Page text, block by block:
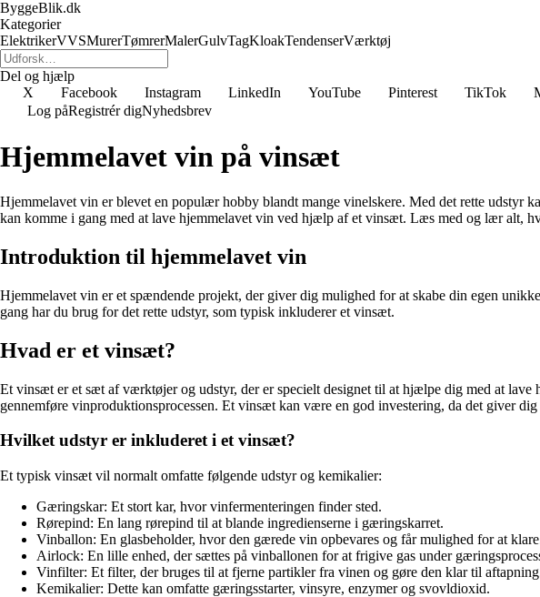
ByggeBlik.dk
Kategorier
ElektrikerVVSMurerTømrerMalerGulvTagKloakTendenserVærktøj
Del og hjælp
X
Facebook Instagram LinkedIn YouTube Pinterest TikTok
Log påRegistrér digNyhedsbrev
Hjemmelavet vin på vinsæt
Hjemmelavet vin er blevet en populær hobby blandt mange vinelskere. Med det rette udstyr
kan komme i gang med at lave hjemmelavet vin ved hjælp af et vinsæt. Læs med og lær alt,
Introduktion til hjemmelavet vin
Hjemmelavet vin er et spændende projekt, der giver dig mulighed for at skabe din egen
gang har du brug for det rette udstyr, som typisk inkluderer et vinsæt.
Hvad er et vinsæt?
Et vinsæt er et sæt af værktøjer og udstyr, der er specielt designet til at hjælpe dig med at
gennemføre vinproduktionsprocessen. Et vinsæt kan være en god investering, da det giver
Hvilket udstyr er inkluderet i et vinsæt?
Et typisk vinsæt vil normalt omfatte følgende udstyr og kemikalier:
Gæringskar: Et stort kar, hvor vinfermenteringen finder sted.
Rørepind: En lang rørepind til at blande ingredienserne i gæringskarret.
Vinballon: En glasbeholder, hvor den gærede vin opbevares og får mulighed for at
Airlock: En lille enhed, der sættes på vinballonen for at frigive gas under
Vinfilter: Et filter, der bruges til at fjerne partikler fra vinen og gøre den klar til
Kemikalier: Dette kan omfatte gæringsstarter, vinsyre, enzymer og svovldioxid.